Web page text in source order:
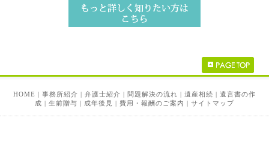
HOME | 事務所紹介 | 弁護士紹介 | 問題解決の流れ | 遺産相続 | 遺言書の作
成 | 生前贈与 | 成年後見 | 費用・報酬のご案内 | サイトマップ